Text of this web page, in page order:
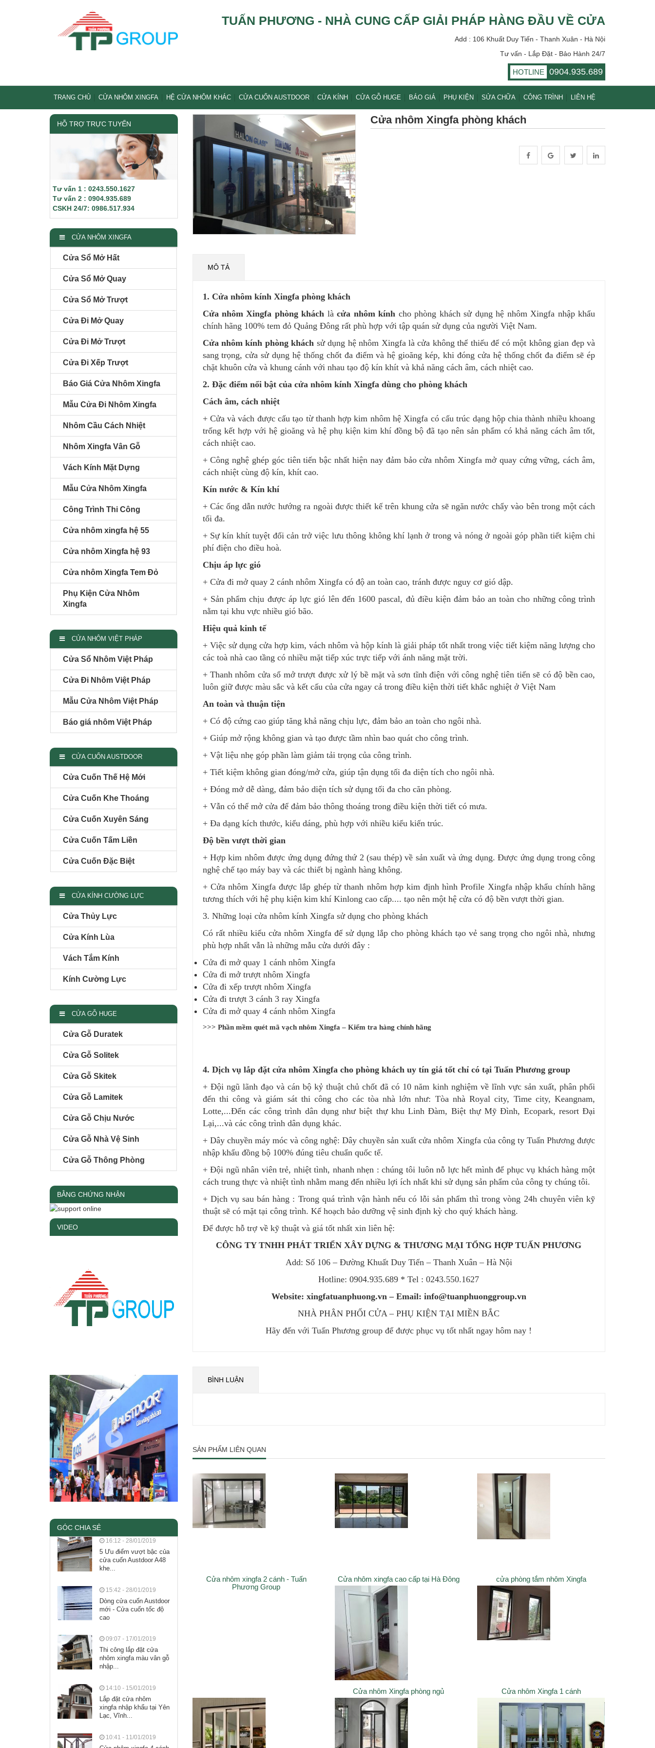
TUẤN PHƯƠNG - NHÀ CUNG CẤP GIẢI PHÁP HÀNG ĐẦU VỀ CỬA
Add : 106 Khuất Duy Tiến - Thanh Xuân - Hà Nội
Tư vấn - Lắp Đặt - Bảo Hành 24/7
HOTLINE 0904.935.689
TRANG CHỦ CỬA NHÔM XINGFA HỆ CỬA NHÔM KHÁC CỬA CUỐN AUSTDOOR CỬA KÍNH CỬA GỖ HUGE BÁO GIÁ PHỤ KIỆN SỬA CHỮA CÔNG TRÌNH LIÊN HỆ
HỖ TRỢ TRỰC TUYẾN
Tư vấn 1 : 0243.550.1627
Tư vấn 2 : 0904.935.689
CSKH 24/7: 0986.517.934
CỬA NHÔM XINGFA
Cửa Sổ Mở Hất
Cửa Sổ Mở Quay
Cửa Sổ Mở Trượt
Cửa Đi Mở Quay
Cửa Đi Mở Trượt
Cửa Đi Xếp Trượt
Báo Giá Cửa Nhôm Xingfa
Mẫu Cửa Đi Nhôm Xingfa
Nhôm Cầu Cách Nhiệt
Nhôm Xingfa Vân Gỗ
Vách Kính Mặt Dựng
Mẫu Cửa Nhôm Xingfa
Công Trình Thi Công
Cửa nhôm xingfa hệ 55
Cửa nhôm Xingfa hệ 93
Cửa nhôm Xingfa Tem Đỏ
Phụ Kiện Cửa Nhôm
Xingfa
CỬA NHÔM VIỆT PHÁP
Cửa Sổ Nhôm Việt Pháp
Cửa Đi Nhôm Việt Pháp
Mẫu Cửa Nhôm Việt Pháp
Báo giá nhôm Việt Pháp
CỬA CUỐN AUSTDOOR
Cửa Cuốn Thế Hệ Mới
Cửa Cuốn Khe Thoáng
Cửa Cuốn Xuyên Sáng
Cửa Cuốn Tấm Liền
Cửa Cuốn Đặc Biệt
CỬA KÍNH CƯỜNG LỰC
Cửa Thủy Lực
Cửa Kính Lùa
Vách Tắm Kính
Kính Cường Lực
CỬA GỖ HUGE
Cửa Gỗ Duratek
Cửa Gỗ Solitek
Cửa Gỗ Skitek
Cửa Gỗ Lamitek
Cửa Gỗ Chịu Nước
Cửa Gỗ Nhà Vệ Sinh
Cửa Gỗ Thông Phòng
BẰNG CHỨNG NHẬN
VIDEO
GÓC CHIA SẺ
16:12 - 28/01/2019
5 Ưu điểm vượt bậc của
cửa cuốn Austdoor A48
khe...
15:42 - 28/01/2019
Dòng cửa cuốn Austdoor
mới - Cửa cuốn tốc độ
cao
09:07 - 17/01/2019
Thi công lắp đặt cửa
nhôm xingfa màu vân gỗ
nhập...
14:10 - 15/01/2019
Lắp đặt cửa nhôm
xingfa nhập khẩu tại Yên
Lạc, Vĩnh...
10:41 - 11/01/2019
Cửa nhôm Xingfa phòng khách
MÔ TẢ
1. Cửa nhôm kính Xingfa phòng khách
Cửa nhôm Xingfa phòng khách làcửa nhôm kính cho phòng khách sử dụng hệ nhôm Xingfa nhập khẩu
chính hãng 100% tem đỏ Quảng Đông rất phù hợp với tập quán sử dụng của người Việt Nam.
Cửa nhôm kính phòng khách sử dụng hệ nhôm Xingfa là cửa không thể thiếu để có một không gian đẹp và
sang trọng, cửa sử dụng hệ thống chốt đa điểm và hệ gioăng kép, khi đóng cửa hệ thống chốt đa điểm sẽ ép
chặt khuôn cửa và khung cánh với nhau tạo độ kín khít và khả năng cách âm, cách nhiệt cao.
2. Đặc điểm nổi bật của cửa nhôm kính Xingfa dùng cho phòng khách
Cách âm, cách nhiệt
+ Cửa và vách được cấu tạo từ thanh hợp kim nhôm hệ Xingfa có cấu trúc dạng hộp chia thành nhiều khoang
trống kết hợp với hệ gioăng và hệ phụ kiện kim khí đồng bộ đã tạo nên sản phẩm có khả năng cách âm tốt,
cách nhiệt cao.
+ Công nghệ ghép góc tiên tiến bậc nhất hiện nay đảm bảo cửa nhôm Xingfa mở quay cứng vững, cách âm,
cách nhiệt cùng độ kín, khít cao.
Kín nước & Kín khí
+ Các ống dẫn nước hướng ra ngoài được thiết kế trên khung cửa sẽ ngăn nước chẩy vào bên trong một cách
tối đa.
+ Sự kín khít tuyệt đối cản trở việc lưu thông không khí lạnh ở trong và nóng ở ngoài góp phần tiết kiệm chi
phí điện cho điều hoà.
Chịu áp lực gió
+ Cửa đi mở quay 2 cánh nhôm Xingfa có độ an toàn cao, tránh được nguy cơ gió dập.
+ Sản phẩm chịu được áp lực gió lên đến 1600 pascal, đủ điều kiện đảm bảo an toàn cho những công trình
nằm tại khu vực nhiều gió bão.
Hiệu quả kinh tế
+ Việc sử dụng cửa hợp kim, vách nhôm và hộp kính là giải pháp tốt nhất trong việc tiết kiệm năng lượng cho
các toà nhà cao tầng có nhiều mặt tiếp xúc trực tiếp với ánh năng mặt trời.
+ Thanh nhôm cửa sổ mở trượt được xử lý bề mặt và sơn tĩnh điện với công nghệ tiên tiến sẽ có độ bền cao,
luôn giữ được màu sắc và kết cấu của cửa ngay cả trong điều kiện thời tiết khắc nghiệt ở Việt Nam
An toàn và thuận tiện
+ Có độ cứng cao giúp tăng khả năng chịu lực, đảm bảo an toàn cho ngôi nhà.
+ Giúp mở rộng không gian và tạo được tầm nhìn bao quát cho công trình.
+ Vật liệu nhẹ góp phần làm giảm tải trọng của công trình.
+ Tiết kiệm không gian đóng/mở cửa, giúp tận dụng tối đa diện tích cho ngôi nhà.
+ Đóng mở dễ dàng, đảm bảo diện tích sử dụng tối đa cho căn phòng.
+ Vẫn có thể mở cửa để đảm bảo thông thoáng trong điều kiện thời tiết có mưa.
+ Đa dạng kích thước, kiểu dáng, phù hợp với nhiều kiểu kiến trúc.
Độ bền vượt thời gian
+ Hợp kim nhôm được ứng dụng đứng thứ 2 (sau thép) về sản xuất và ứng dụng. Được ứng dụng trong công
nghệ chế tạo máy bay và các thiết bị ngành hàng không.
+ Cửa nhôm Xingfa được lắp ghép từ thanh nhôm hợp kim định hình Profile Xingfa nhập khẩu chính hãng
tương thích với hệ phụ kiện kim khí Kinlong cao cấp.... tạo nên một hệ cửa có độ bền vượt thời gian.
3. Những loại cửa nhôm kính Xingfa sử dụng cho phòng khách
Có rất nhiều kiểu cửa nhôm Xingfa để sử dụng lắp cho phòng khách tạo vẻ sang trọng cho ngôi nhà, nhưng
phù hợp nhất vẫn là những mẫu cửa dưới đây :
Cửa đi mở quay 1 cánh nhôm Xingfa
Cửa đi mở trượt nhôm Xingfa
Cửa đi xếp trượt nhôm Xingfa
Cửa đi trượt 3 cánh 3 ray Xingfa
Cửa đi mở quay 4 cánh nhôm Xingfa
>>> Phần mềm quét mã vạch nhôm Xingfa – Kiểm tra hàng chính hãng
4. Dịch vụ lắp đặt cửa nhôm Xingfa cho phòng khách uy tín giá tốt chỉ có tại Tuấn Phương group
+ Đội ngũ lãnh đạo và cán bộ kỷ thuật chủ chốt đã có 10 năm kinh nghiệm về lĩnh vực sản xuất, phân phối
đến thi công và giám sát thi công cho các tòa nhà lớn như: Tòa nhà Royal city, Time city, Keangnam,
Lotte,...Đến các công trình dân dụng như biệt thự khu Linh Đàm, Biệt thự Mỹ Đình, Ecopark, resort Đại
Lại,...và các công trình dân dụng khác.
+ Dây chuyền máy móc và công nghệ: Dây chuyền sản xuất cửa nhôm Xingfa của công ty Tuấn Phương được
nhập khẩu đồng bộ 100% đúng tiêu chuẩn quốc tế.
+ Đội ngũ nhân viên trẻ, nhiệt tình, nhanh nhẹn : chúng tôi luôn nỗ lực hết mình để phục vụ khách hàng một
cách trung thực và nhiệt tình nhằm mang đến nhiều lợi ích nhất khi sử dụng sản phẩm của công ty chúng tôi.
+ Dịch vụ sau bán hàng : Trong quá trình vận hành nếu có lỗi sản phẩm thì trong vòng 24h chuyên viên kỹ
thuật sẽ có mặt tại công trình. Kế hoạch bảo dưỡng vệ sinh định kỳ cho quý khách hàng.
Để được hỗ trợ về kỹ thuật và giá tốt nhất xin liên hệ:
CÔNG TY TNHH PHÁT TRIỂN XÂY DỰNG & THƯƠNG MẠI TỔNG HỢP TUẤN PHƯƠNG
Add: Số 106 – Đường Khuất Duy Tiến – Thanh Xuân – Hà Nội
Hotline: 0904.935.689 * Tel : 0243.550.1627
Website: xingfatuanphuong.vn – Email: info@tuanphuonggroup.vn
NHÀ PHÂN PHỐI CỬA – PHỤ KIỆN TẠI MIỀN BẮC
Hãy đến với Tuấn Phương group để được phục vụ tốt nhất ngay hôm nay !
BÌNH LUẬN
SẢN PHẨM LIÊN QUAN
Cửa nhôm xingfa 2 cánh - Tuấn
Phương Group
Cửa nhôm xingfa cao cấp tại Hà Đông cửa phòng tắm nhôm Xingfa
Cửa nhôm Xingfa phòng ngủ Cửa nhôm Xingfa 1 cánh